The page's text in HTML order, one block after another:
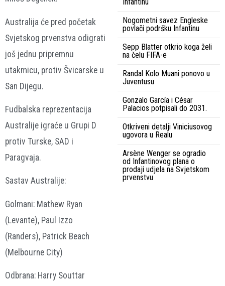
Australija će pred početak
Svjetskog prvenstva odigrati
još jednu pripremnu
utakmicu, protiv Švicarske u
San Dijegu.
Fudbalska reprezentacija
Australije igraće u Grupi D
protiv Turske, SAD i
Paragvaja.
Sastav Australije:
Golmani: Mathew Ryan
(Levante), Paul Izzo
(Randers), Patrick Beach
(Melbourne City)
Odbrana: Harry Souttar
Nogometni savez Engleske
povlači podršku Infantinu
Sepp Blatter otkrio koga želi
na čelu FIFA-e
Randal Kolo Muani ponovo u
Juventusu
Gonzalo García i César
Palacios potpisali do 2031.
Otkriveni detalji Viniciusovog
ugovora u Realu
Arsène Wenger se ogradio
od Infantinovog plana o
prodaji udjela na Svjetskom
prvenstvu